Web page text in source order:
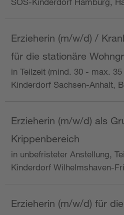
Erzieherin (m/w/d) /
für die stationäre
in Teilzeit (mind. 30 - max.
Kinderdorf Sachsen-Anhalt,
Erzieherin (m/w/d) als
Krippenbereich
in unbefristeter Anstellung,
Kinderdorf Wilhelmshaven-
Erzieherin (m/w/d) für